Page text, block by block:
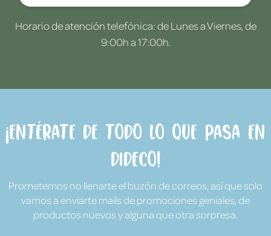
Horario de atención telefónica: de Lunes a Viernes, de
9:00h a 17:00h.
¡Entérate de todo lo que pasa en
Dideco!
Prometemos no llenarte el buzón de correos, así que solo
vamos a enviarte mails de promociones geniales, de
productos nuevos y alguna que otra sorpresa.